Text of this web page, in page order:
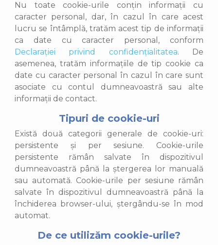
Nu toate cookie-urile conțin informații cu
caracter personal, dar, în cazul în care acest
lucru se întâmplă, tratăm acest tip de informații
ca date cu caracter personal, conform
Declarației privind confidențialitatea. De
asemenea, tratăm informațiile de tip cookie ca
date cu caracter personal în cazul în care sunt
asociate cu contul dumneavoastră sau alte
informații de contact.
Tipuri de cookie-uri
Există două categorii generale de cookie-uri:
persistente și per sesiune. Cookie-urile
persistente rămân salvate în dispozitivul
dumneavoastră până la ștergerea lor manuală
sau automată. Cookie-urile per sesiune rămân
salvate în dispozitivul dumneavoastră până la
închiderea browser-ului, ștergându-se în mod
automat.
De ce utilizăm cookie-urile?